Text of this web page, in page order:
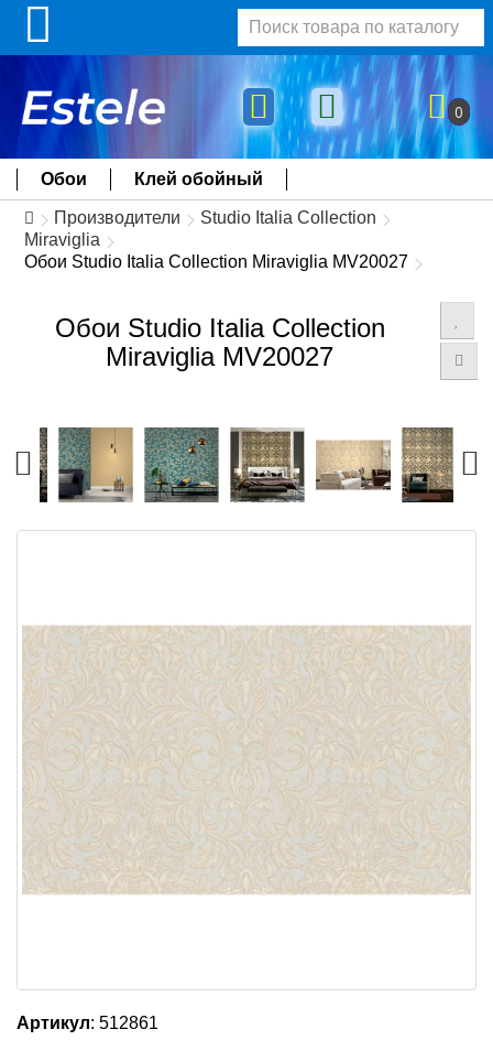
0
Обои Клей обойный
Производители
Studio Italia Collection
Miraviglia
Обои Studio Italia Collection Miraviglia MV20027
Обои Studio Italia Collection
Miraviglia MV20027
Артикул: 512861